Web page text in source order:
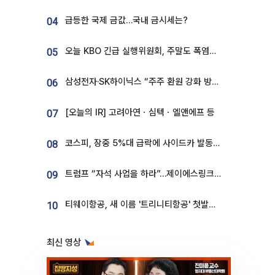
04 급등한 국제 금값…국내 금시세는?
05 오늘 KBO 긴급 실행위원회, 주말도 폭염취소 될까
06 삼성전자·SK하이닉스 “주주 환원 강화 방안 마련”
07 [오늘의 IR] 고려아연ㆍ심텍ㆍ엘앤에프 등
08 코스피, 장중 5%대 급락에 사이드카 발동…삼성·SK 동반 폭락
09 트럼프 “자석 사업을 하라”…제이에스링크, 비중국 영구자석 공급망 구축 속도
10 티웨이항공, 새 이름 '트리니티항공' 첫발…SSC 전략 본격화
최신 영상